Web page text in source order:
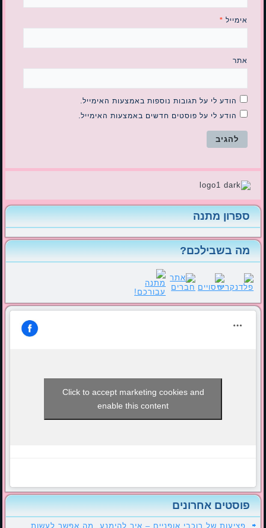
אימייל *
אתר
הודע לי על תגובות נוספות באמצעות האימייל.
הודע לי על פוסטים חדשים באמצעות האימייל.
ספרון מתנה
מה בשבילכם?
Click to accept marketing cookies and
enable this content
פוסטים אחרונים
פציעות של רוכבי אופניים – איך להימנע, מה אפשר לעשות